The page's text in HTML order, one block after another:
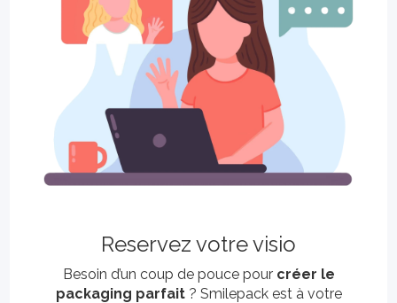
Reservez votre visio
Besoin d’un coup de pouce pour créer le
packaging parfait? Smilepack est à votre